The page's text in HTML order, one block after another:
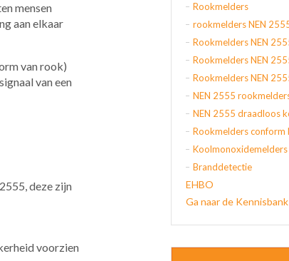
mensen
aan elkaar
van rook)
van een
deze zijn
voorzien
Rookmelders
Rookmelders NEN
NEN 2555
NEN 2555 draadloos
Rookmelders conform
Koolmonoxidemelders
Branddetectie
EHBO
Ga naar de Kennisbank